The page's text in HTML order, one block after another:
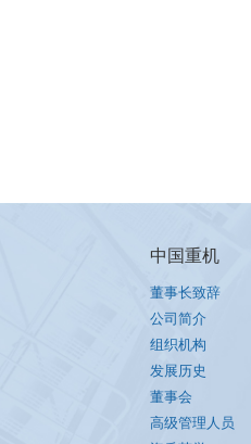
中国重机
董事长致辞
公司简介
组织机构
发展历史
董事会
高级管理人员